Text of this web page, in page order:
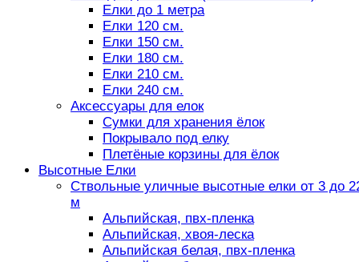
Елки до 1 метра
Елки 120 см.
Елки 150 см.
Елки 180 см.
Елки 210 см.
Елки 240 см.
Аксессуары для елок
Сумки для хранения ёлок
Покрывало под елку
Плетёные корзины для ёлок
Высотные Елки
Ствольные уличные высотные елки от 3 до
м
Альпийская, пвх-пленка
Альпийская, хвоя-леска
Альпийская белая, пвх-пленка